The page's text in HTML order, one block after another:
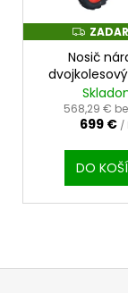
p
r
v
Z
A
D
A
R
M
O
Nosič
4x8
568,29 €
699 € /
DO